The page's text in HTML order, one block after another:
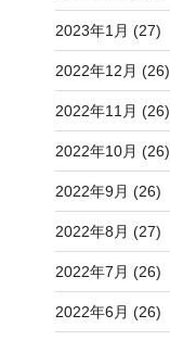
2023年1月 (27)
2022年12月 (26)
2022年11月 (26)
2022年10月 (26)
2022年9月 (26)
2022年8月 (27)
2022年7月 (26)
2022年6月 (26)